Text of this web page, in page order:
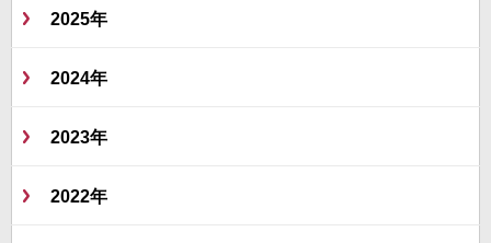
2025年
2024年
2023年
2022年